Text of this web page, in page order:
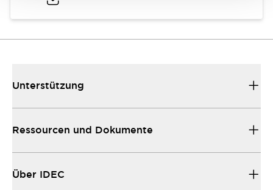
Unterstützung
Ressourcen und Dokumente
Über IDEC